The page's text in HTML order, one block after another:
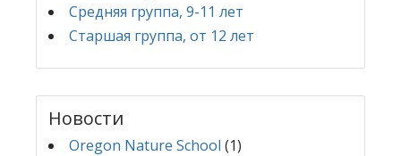
Средняя группа, 9-11 лет
Старшая группа, от 12 лет
Новости
Oregon Nature School (1)